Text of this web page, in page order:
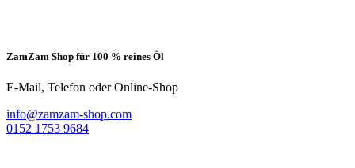
ZamZam Shop für 100 % reines Öl
E-Mail, Telefon oder Online-Shop
info@zamzam-shop.com
0152 1753 9684